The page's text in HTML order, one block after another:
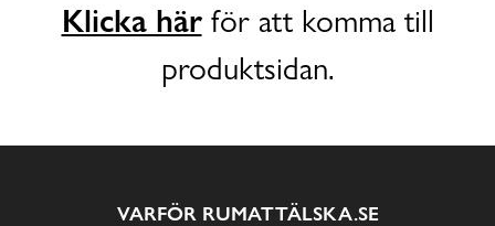
Klicka härför att komma till
produktsidan.
VARFÖR RUMATTÄLSKA.SE